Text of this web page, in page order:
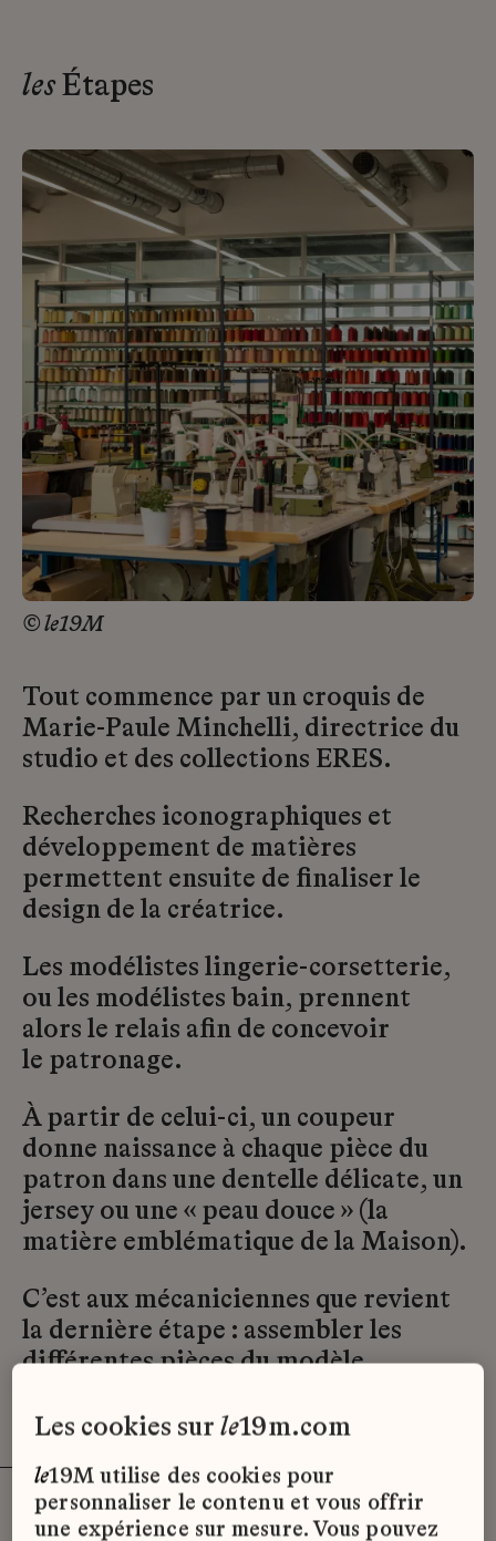
lesÉtapes
© le19M
Tout commence par un croquis de
Marie-Paule Minchelli, directrice du
studio et des collections ERES.
Recherches iconographiques et
développement de matières
permettent ensuite de finaliser le
design de la créatrice.
Les modélistes lingerie-corsetterie,
ou les modélistes bain, prennent
alors le relais afin de concevoir
le patronage.
À partir de celui-ci, un coupeur
donne naissance à chaque pièce du
patron dans une dentelle délicate, un
jersey ou une « peau douce » (la
matière emblématique de la Maison).
C’est aux mécaniciennes que revient
la dernière étape : assembler les
différentes pièces du modèle.
les cookies surle19m.com
le19M utilise des cookies pour
personnaliser le contenu et vous offrir
une expérience sur mesure. Vous pouvez